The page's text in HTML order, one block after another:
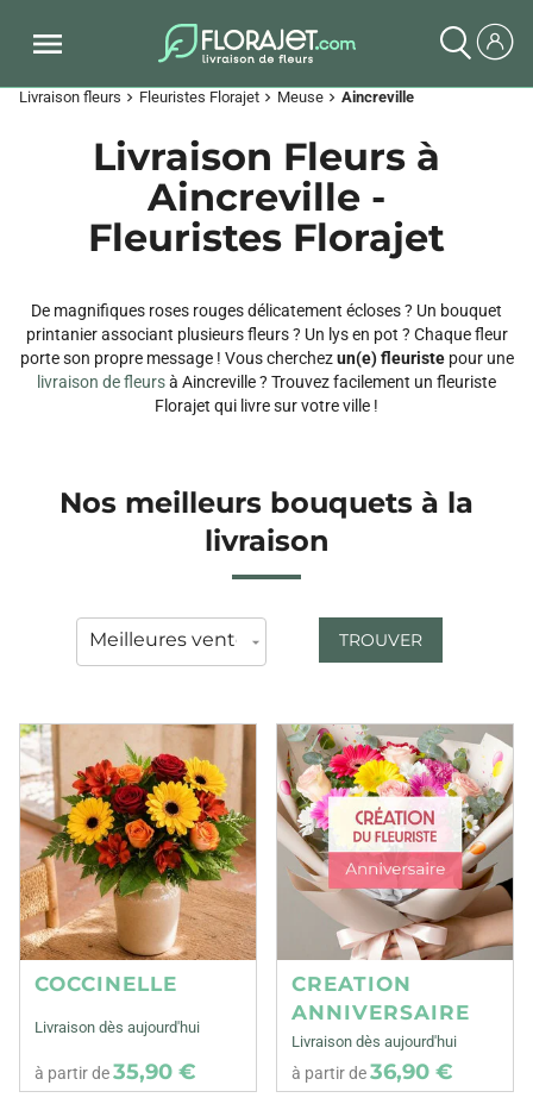
Livraison fleurs chevron_right Fleuristes Florajet chevron_right Meuse chevron_right Aincreville
Livraison Fleurs à
Aincreville -
Fleuristes Florajet
De magnifiques roses rouges délicatement écloses ? Un bouquet
printanier associant plusieurs fleurs ? Un lys en pot ? Chaque fleur
porte son propre message ! Vous cherchezun(e) fleuristepour une
livraison de fleursà Aincreville ? Trouvez facilement un fleuriste
Florajet qui livre sur votre ville !
Nos meilleurs bouquets à la
livraison
TROUVER
COCCINELLE
Livraison dès aujourd'hui
à partir de35,90 €
CREATION
ANNIVERSAIRE
Livraison dès aujourd'hui
à partir de36,90 €